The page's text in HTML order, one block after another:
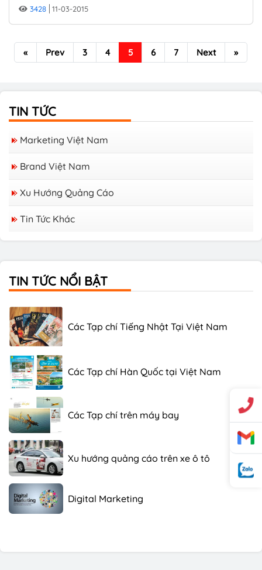
3428 11-03-2015
« Prev 3 4 5 6 7 Next »
TIN TỨC
Marketing Việt Nam
Brand Việt Nam
Xu Hướng Quảng Cáo
Tin Tức Khác
TIN TỨC NỔI BẬT
Các Tạp chí Tiếng Nhật Tại Việt Nam
Các Tạp chí Hàn Quốc tại Việt Nam